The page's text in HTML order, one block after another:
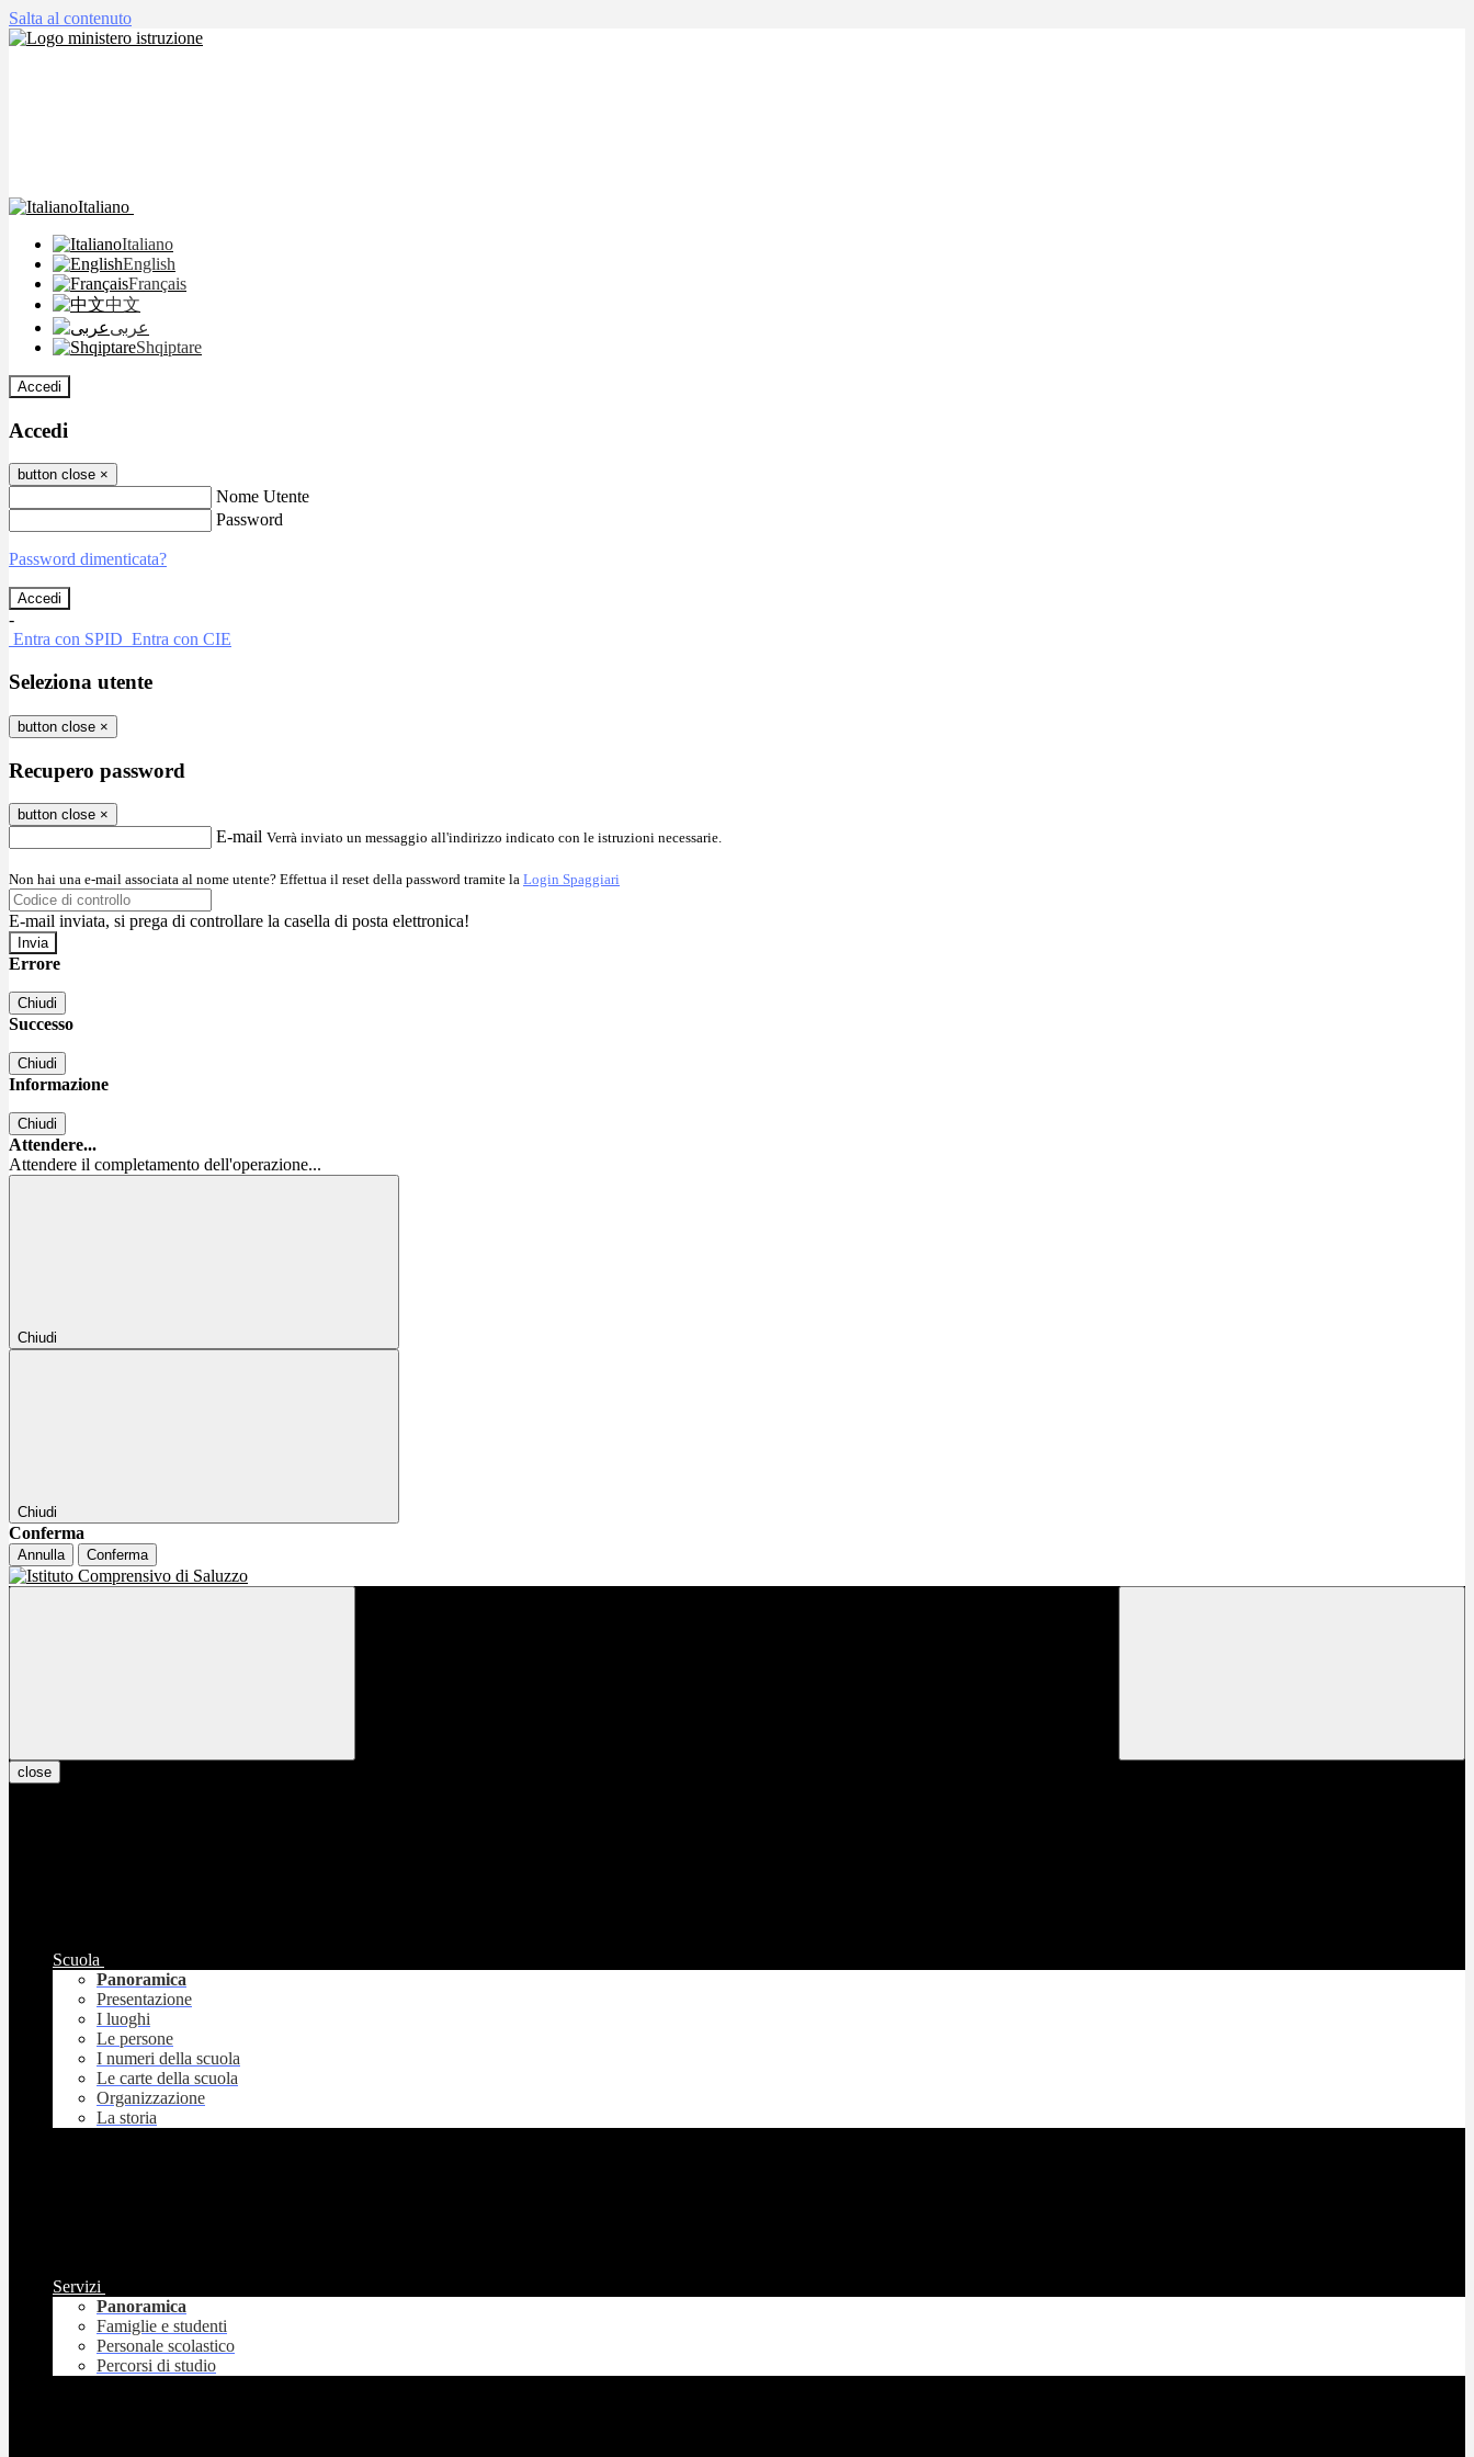
Salta al contenuto
Italiano
Italiano
English
Français
中文
عربى
Shqiptare
Accedi
Accedi
button close ×
Nome Utente
Password
Password dimenticata?
-
Entra con SPID Entra con CIE
Seleziona utente
button close ×
Recupero password
button close ×
E-mail Verrà inviato un messaggio all'indirizzo indicato con le istruzioni necessarie.
Non hai una e-mail associata al nome utente? Effettua il reset della password tramite la Login Spaggiari
E-mail inviata, si prega di controllare la casella di posta elettronica!
Errore
Chiudi
Successo
Chiudi
Informazione
Chiudi
Attendere...
Attendere il completamento dell'operazione...
Chiudi
Chiudi
Conferma
Annulla Conferma
close
Scuola
Panoramica
Presentazione
I luoghi
Le persone
I numeri della scuola
Le carte della scuola
Organizzazione
La storia
Servizi
Panoramica
Famiglie e studenti
Personale scolastico
Percorsi di studio